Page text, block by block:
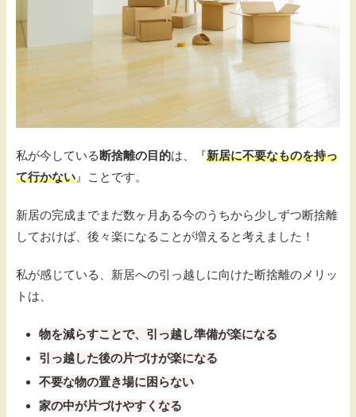
私が今している 断捨離の目的は、『新居に不要なものを持っ
て行かない 』ことです。
新居の完成までまだ数ヶ月ある今のうちから少しずつ断捨離
しておけば、後々楽になることが増えると考えました！
私が感じている、新居への引っ越しに向けた断捨離のメリッ
トは、
物を減らすことで、引っ越し準備が楽になる
引っ越した後の片づけが楽になる
不要な物の置き場に困らない
家の中が片づけやすくなる